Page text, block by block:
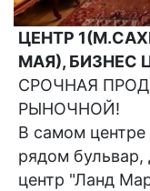
ЦЕНТР
МАЯ), БИЗНЕС
СРОЧНАЯ
РЫНОЧНОЙ!
В самом центре
рядом бульвар,
центр "Ланд